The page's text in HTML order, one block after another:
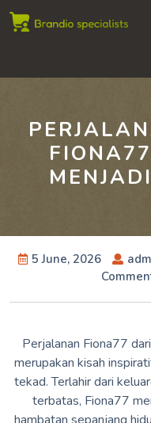
Skip
5 June, 2026
Perjalanan Fiona77
merupakan kisah
tekad. Terlahir dari
terbatas, Fiona77